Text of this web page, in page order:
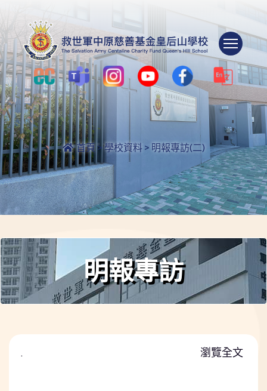
首頁 >學校資料 > 明報專訪(二)
明報專訪
瀏覽全文
.